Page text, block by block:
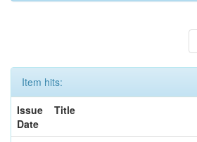
Item hits:
Issue
Date
Title